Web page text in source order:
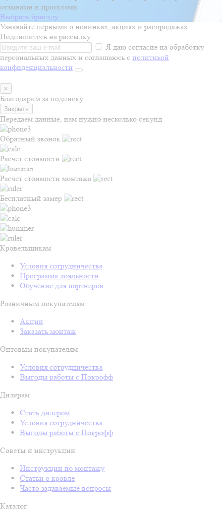
отзывами и проектами
Выбрать бригаду
Узнавайте первыми о новинках, акциях и распродажах
Подпишитесь на рассылку
Я даю согласие на обработку
персональных данных и соглашаюсь с политикой
конфиденциальности
×
Благодарим за подписку
Закрыть
Передаем данные, нам нужно несколько секунд
Обратный звонок
Расчет стоимости
Расчет стоимости монтажа
Бесплатный замер
Кровельщикам
Условия сотрудничества
Программа лояльности
Обучение для партнёров
Розничным покупателям
Акции
Заказать монтаж
Оптовым покупателям
Условия сотрудничества
Выгоды работы с Покрофф
Дилерам
Стать дилером
Условия сотрудничества
Выгоды работы с Покрофф
Советы и инструкции
Инструкции по монтажу
Статьи о кровле
Часто задаваемые вопросы
Каталог